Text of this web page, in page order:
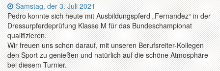
Datum:
Samstag, der 3. Juli 2021
Pedro konnte sich heute mit Ausbildungspferd „Fernandez“ in der
Dressurpferdeprüfung Klasse M für das Bundeschampionat
qualifizieren.
Wir freuen uns schon darauf, mit unseren Berufsreiter-Kollegen
den Sport zu genießen und natürlich auf die schöne Atmosphäre
bei diesem Turnier.